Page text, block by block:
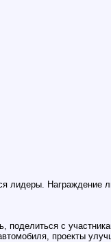
лидеры. Награждение
с
проекты